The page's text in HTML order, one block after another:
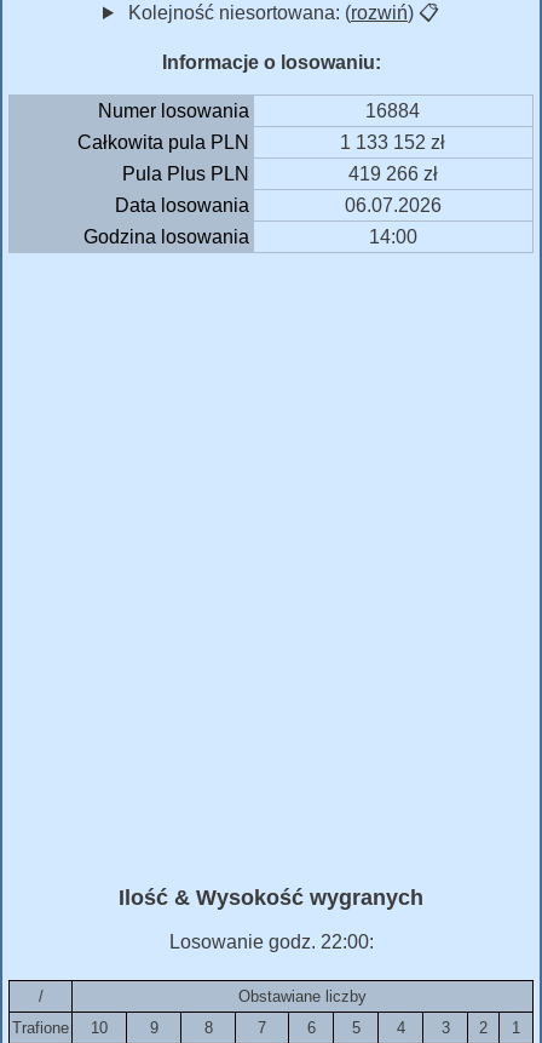
Kolejność niesortowana: (rozwiń) 📋
Informacje o losowaniu:
Numer losowania
16884
Całkowita pula PLN
1 133 152 zł
Pula Plus PLN
419 266 zł
Data losowania
06.07.2026
Godzina losowania
14:00
Ilość & Wysokość wygranych
Losowanie godz. 22:00:
/
Obstawiane liczby
Trafione
10 9 8 7 6 5 4 3 2 1